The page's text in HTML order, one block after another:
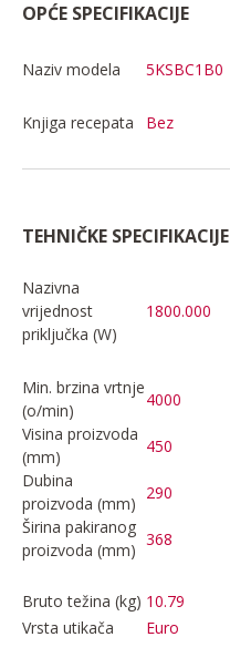
OPĆE SPECIFIKACIJE
Naziv modela 5KSBC1B0
Knjiga recepata
Bez
TEHNIČKE SPECIFIKACIJE
Nazivna
vrijednost
priključka (W)
1800.000
Min. brzina vrtnje
(o/min)
4000
Visina proizvoda
(mm)
450
Dubina
proizvoda (mm)
290
Širina pakiranog
proizvoda (mm)
368
Bruto težina (kg) 10.79
Vrsta utikača
Euro